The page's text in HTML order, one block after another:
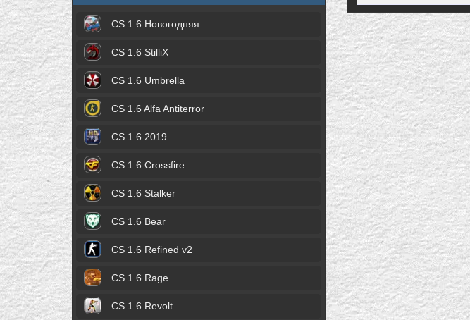
CS 1.6 Новогодняя
CS 1.6 StilliX
CS 1.6 Umbrella
CS 1.6 Alfa Antiterror
CS 1.6 2019
CS 1.6 Crossfire
CS 1.6 Stalker
CS 1.6 Bear
CS 1.6 Refined v2
CS 1.6 Rage
CS 1.6 Revolt